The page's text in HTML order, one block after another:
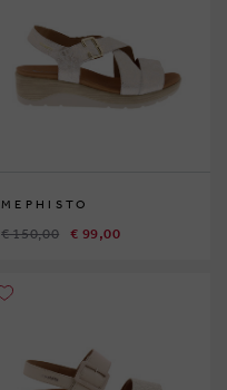
MEPHISTO
€ 150,00 € 99,00